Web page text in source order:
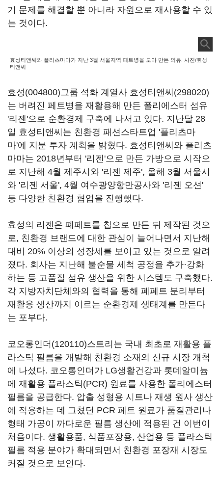
기 문제를 해결할 뿐 아니라 자원으로 재사용할 수 있
는 것이다.
효성티앤씨와 플리츠마마가 지난 3월 서울지역 페트병을 모아 만든 의류. 사진/효성
티앤씨
효성(004800)그룹 석화 계열사 효성티앤씨(298020)
는 버려진 페트병을 재활용해 만든 폴리에스터 섬유
'리젠'으로 순환경제 구축에 나서고 있다. 지난달 28
일 효성티앤씨는 친환경 패션스타트업 '플리츠마
마'에 지분 투자 계획을 밝혔다. 효성티앤씨와 플리츠
마마는 2018년부터 '리젠'으로 만든 가방으로 시작으
로 지난해 4월 제주시와 '리젠 제주', 올해 3월 서울시
와 '리젠 서울', 4월 여수광양항만공사와 '리젠 오션'
등 다양한 친환경 협업을 진행했다.
효성의 리젠은 폐페트를 칩으로 만든 뒤 제작된 것으
로, 친환경 브랜드에 대한 관심이 늘어나면서 지난해
대비 20% 이상의 성장세를 보이고 있는 것으로 알려
졌다. 회사는 지난해 불순물 세척 공정을 추가·강화
하는 등 고품질 섬유 생산을 위한 시스템도 구축했다.
각 지방자치단체와의 협력을 통해 폐페트 분리부터
재활용 생산까지 이르는 순환경제 생태계를 만든다
는 포부다.
코오롱인더(120110)스트리는 국내 최초로 재활용 플
라스틱 필름을 개발해 친환경 소재의 신규 시장 개척
에 나섰다. 코오롱인더가 LG생활건강과 롯데알미늄
에 재활용 플라스틱(PCR) 원료를 사용한 폴리에스터
필름을 공급한다. 압출 성형용 시트나 재생 원사 생산
에 적용하는 데 그쳤던 PCR 페트 원료가 품질관리나
형태 가공이 까다로운 필름 생산에 적용된 건 이번이
처음이다. 생활용품, 식품포장용, 산업용 등 플라스틱
필름 적용 분야가 확대되면서 친환경 포장재 시장도
커질 것으로 보인다.